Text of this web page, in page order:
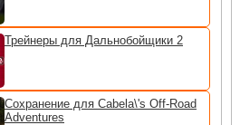
Трейнеры для Дальнобойщики 2
Сохранение для Cabela\'s Off-Road
Adventures